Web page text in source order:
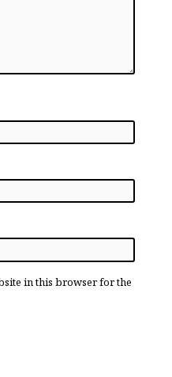
in this browser for the